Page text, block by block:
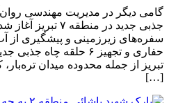
جذبی جدید در
سفره‌های زیرزمینی و پیشگیری از
تبریز از جمله محدوده میدان
[…]